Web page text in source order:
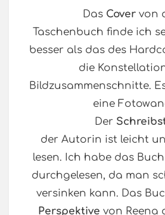
Das Cover von
Taschenbuch finde ich
besser als das des
die
Bildzusammenschnitte.
eine
Der
der Autorin ist leicht
lesen. Ich habe das
durchgelesen, da man
versinken kann. Das
Perspektive von Reena